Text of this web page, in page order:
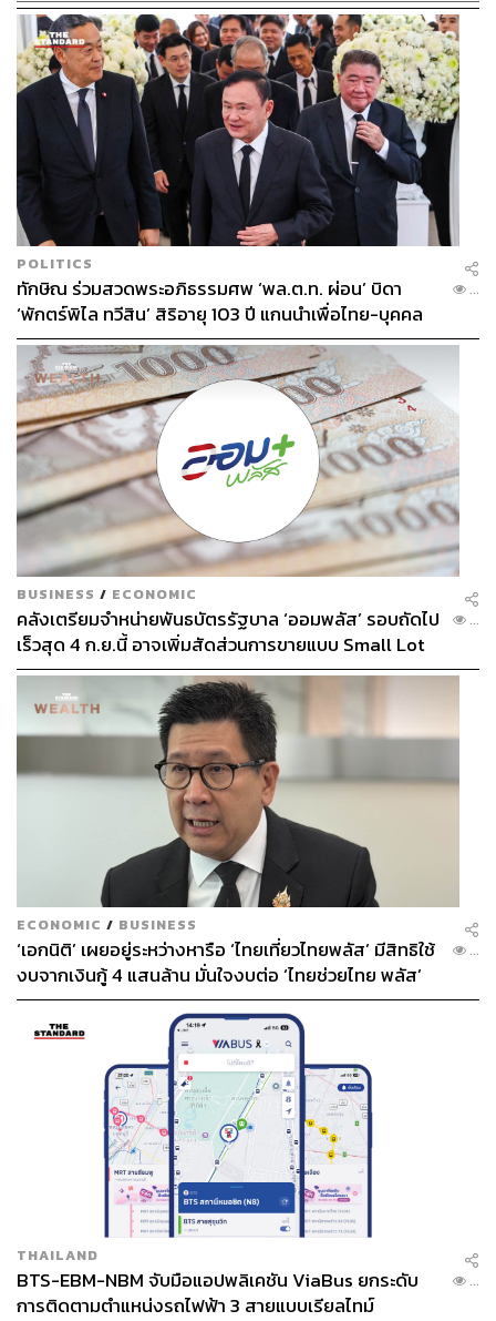
POLITICS
ทักษิณ ร่วมสวดพระอภิธรรมศพ ‘พล.ต.ท. ผ่อน’ บิดา
‘พักตร์พิไล ทวีสิน’ สิริอายุ 103 ปี แกนนำเพื่อไทย-บุคคล
หลากวงการร่วมอาลัย
...
BUSINESS / ECONOMIC
คลังเตรียมจำหน่ายพันธบัตรรัฐบาล ‘ออมพลัส’ รอบถัดไป
เร็วสุด 4 ก.ย.นี้ อาจเพิ่มสัดส่วนการขายแบบ Small Lot
First มากขึ้น
...
ECONOMIC / BUSINESS
‘เอกนิติ’ เผยอยู่ระหว่างหารือ ‘ไทยเที่ยวไทยพลัส’ มีสิทธิใช้
งบจากเงินกู้ 4 แสนล้าน มั่นใจงบต่อ ‘ไทยช่วยไทย พลัส’
เฟส 2 มีเพียงพอ
...
THAILAND
BTS-EBM-NBM จับมือแอปพลิเคชัน ViaBus ยกระดับ
การติดตามตำแหน่งรถไฟฟ้า 3 สายแบบเรียลไทม์
...